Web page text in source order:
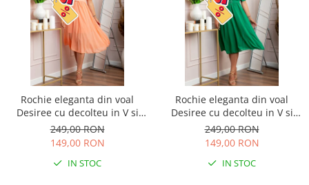
Rochie eleganta din voal
Desiree cu decolteu in V si
curea - Piersica
249,00 RON
149,00 RON
IN STOC
Rochie eleganta din voal
Desiree cu decolteu in V si
curea - Verde smarald
249,00 RON
149,00 RON
IN STOC